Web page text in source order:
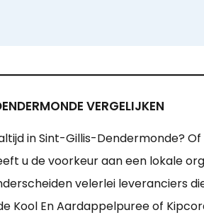
VERGELIJKEN
in Sint-Gillis-Dendermonde?
u de voorkeur aan een lokale
velerlei leveranciers
Kool En Aardappelpuree of